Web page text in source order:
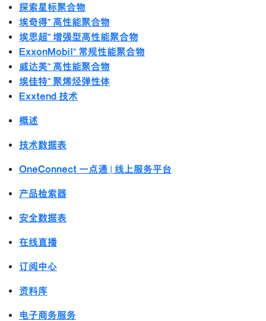
探索星标聚合物
埃奇得™ 高性能聚合物
埃思超™ 增强型高性能聚合物
ExxonMobil™ 常规性能聚合物
威达美™ 高性能聚合物
埃佳特™ 聚烯烃弹性体
Exxtend 技术
概述
技术数据表
OneConnect 一点通 | 线上服务平台
产品检索器
安全数据表
在线直播
订阅中心
资料库
电子商务服务